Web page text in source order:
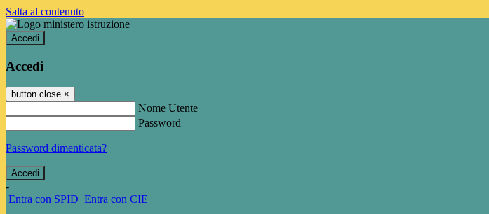
Salta al contenuto
Accedi
Accedi
button close ×
Nome Utente
Password
Password dimenticata?
-
Entra con SPID Entra con CIE